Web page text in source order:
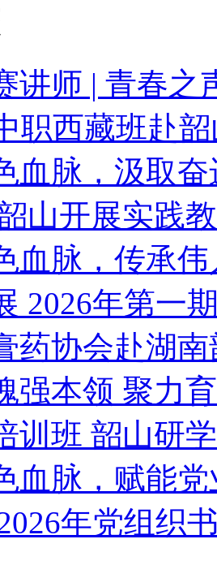
讲师 | 青春之
职西藏班赴
血脉，汲取
山开展实践
血脉，传承
2026年第一
药协会赴湖
强本领 聚力
训班 韶山研
血脉，赋能
年党组织